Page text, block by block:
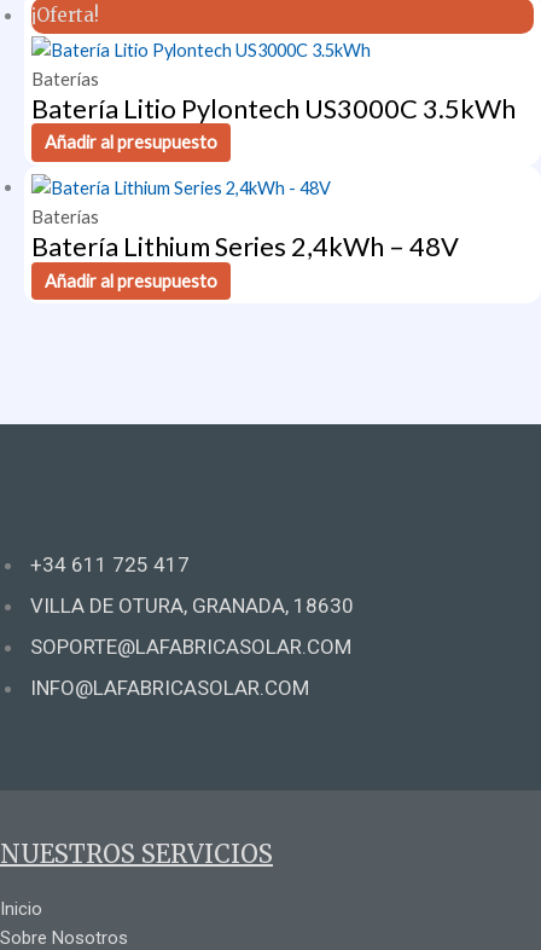
¡Oferta!
Baterías
Batería Litio Pylontech US3000C 3.5kWh
Añadir al presupuesto
Baterías
Batería Lithium Series 2,4kWh – 48V
Añadir al presupuesto
+34 611 725 417
VILLA DE OTURA, GRANADA, 18630
SOPORTE@LAFABRICASOLAR.COM
INFO@LAFABRICASOLAR.COM
NUESTROS SERVICIOS
Inicio
Sobre Nosotros